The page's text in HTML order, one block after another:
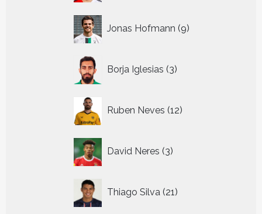
Jonas Hofmann 9
producten
Borja Iglesias 3
producten
Ruben Neves 12
producten
David Neres 3
producten
Thiago Silva 21
producten